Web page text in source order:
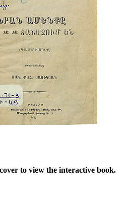
to view the interactive book.